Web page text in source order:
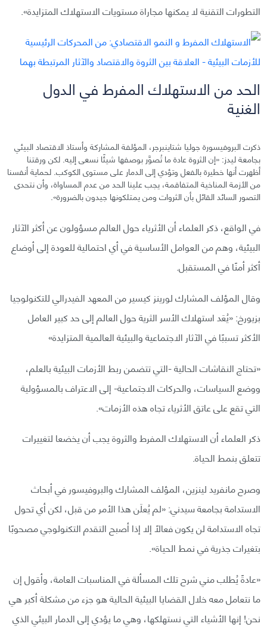
التطورات التقنية لا يمكنها مجاراة مستويات الاستهلاك المتزايدة».
الحد من الاستهلاك المفرط في الدول
الغنية
ذكرت البروفيسورة جوليا شتاينبرجر، المؤلفة المشاركة وأستاذ الاقتصاد البيئي
بجامعة ليدز: «إن الثروة عادة ما تُصوَّر بوصفها شيئًا نسعى إليه. لكن ورقتنا
أظهرت أنها خطيرة بالفعل وتؤدي إلى الدمار على مستوى الكوكب. لحماية أنفسنا
من الأزمة المناخية المتفاقمة، يجب علينا الحد من عدم المساواة، وأن نتحدى
التصور السائد القائل بأن الثروات ومن يمتلكونها جيدون بالضرورة».
في الواقع، ذكر العلماء أن الأثرياء حول العالم مسؤولون عن أكثر الآثار
البيئية، وهم من العوامل الأساسية في أي احتمالية للعودة إلى أوضاع
أكثر أمنًا في المستقبل.
وقال المؤلف المشارك لورينز كيسير من المعهد الفيدرالي للتكنولوجيا
بزيورخ: «يُعَد استهلاك الأسر الثرية حول العالم إلى حد كبير العامل
الأكثر تسببًا في الآثار الاجتماعية والبيئية العالمية المتزايدة»
«تحتاج النقاشات الحالية -التي تتضمن ربط الأزمات البيئية بالعلم،
ووضع السياسات، والحركات الاجتماعية- إلى الاعتراف بالمسؤولية
التي تقع على عاتق الأثرياء تجاه هذه الأزمات».
ذكر العلماء أن الاستهلاك المفرط والثروة يجب أن يخضعا لتغييرات
تتعلق بنمط الحياة.
وصرح مانفريد لينزين، المؤلف المشارك والبروفيسور في أبحاث
الاستدامة بجامعة سيدني: «لم يُعلَن هذا الأمر من قبل، لكن أي تحول
تجاه الاستدامة لن يكون فعالًا إلا إذا أصبح التقدم التكنولوجي مصحوبًا
بتغيرات جذرية في نمط الحياة».
«عادةً يُطلب مني شرح تلك المسألة في المناسبات العامة، وأقول إن
ما نتعامل معه خلال القضايا البيئية الحالية هو جزء من مشكلة أكبر هي
نحن! إنها الأشياء التي نستهلكها، وهي ما يؤدي إلى الدمار البيئي الذي